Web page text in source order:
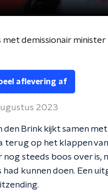
demissionair
aflevering af
2023
den Brink kijkt samen
terug op het klappen
nog steeds boos over is,
had kunnen doen. Een